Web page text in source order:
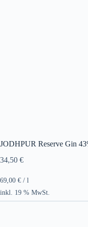
JODHPUR Reserve Gin
34,50 €
69,00 € / l
inkl. 19 % MwSt.